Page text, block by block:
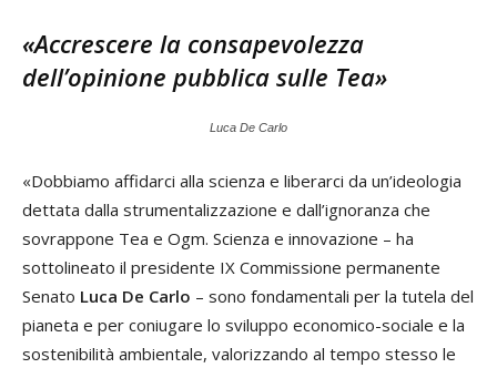
«Accrescere la consapevolezza
dell’opinione pubblica sulle Tea»
Luca De Carlo
«Dobbiamo affidarci alla scienza e liberarci da un’ideologia
dettata dalla strumentalizzazione e dall’ignoranza che
sovrappone Tea e Ogm. Scienza e innovazione – ha
sottolineato il presidente IX Commissione permanente
Senato Luca De Carlo – sono fondamentali per la tutela del
pianeta e per coniugare lo sviluppo economico-sociale e la
sostenibilità ambientale, valorizzando al tempo stesso le